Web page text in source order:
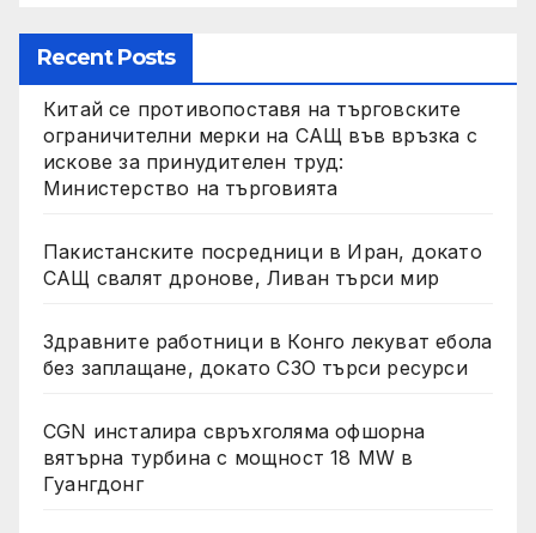
Recent Posts
Китай се противопоставя на търговските
ограничителни мерки на САЩ във връзка с
искове за принудителен труд:
Министерство на търговията
Пакистанските посредници в Иран, докато
САЩ свалят дронове, Ливан търси мир
Здравните работници в Конго лекуват ебола
без заплащане, докато СЗО търси ресурси
CGN инсталира свръхголяма офшорна
вятърна турбина с мощност 18 MW в
Гуангдонг